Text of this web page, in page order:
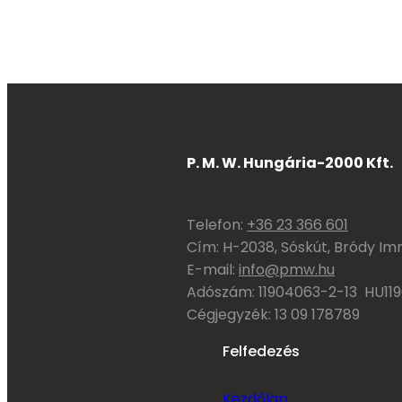
P. M. W. Hungária-2000 Kft.
Telefon: +36 23 366 601
Cím: H-2038, Sóskút, Bródy
E-mail: info@pmw.hu
Adószám: 11904063-2-13
Cégjegyzék: 13 09 178789
Felfedezés